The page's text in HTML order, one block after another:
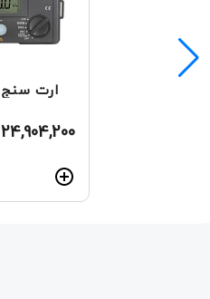
ارت سنج UT521
24,904,200